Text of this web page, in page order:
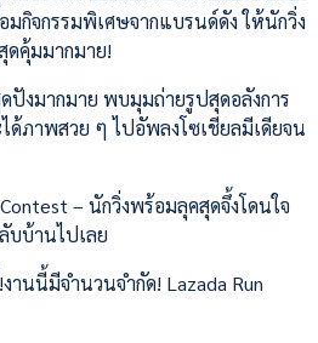
มกิจกรรมพิเศษจากแบรนด์ดัง ให้นักวิ่ง
คุ้มมากมาย!
ปังมากมาย พบมุมถ่ายรูปสุดอลังการ
ด้ภาพสวย ๆ ไปอัพลงโซเชียลมีเดียจน
– นักวิ่งพร้อมลุคสุดจึ้งโดนใจ
บบ้านไปเลย
นนี้มีจำนวนจำกัด! Lazada Run